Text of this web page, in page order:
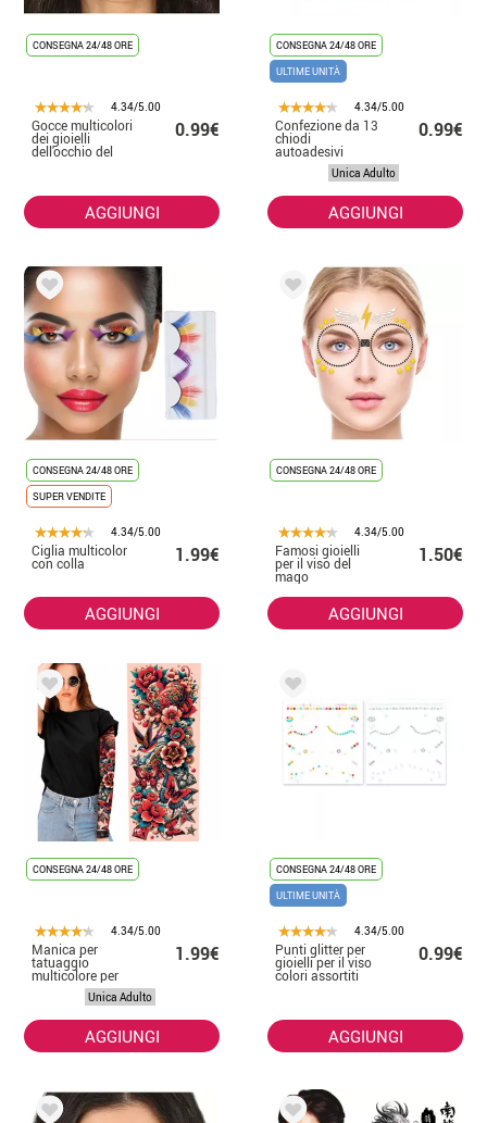
CONSEGNA 24/48 ORE
4.34/5.00
Gocce multicolori
dei gioielli
dell'occhio del
0.99€
AGGIUNGI
CONSEGNA 24/48 ORE
ULTIME UNITÀ
4.34/5.00
Confezione da 13
chiodi
autoadesivi
effetto metallo
0.99€
Unica Adulto
AGGIUNGI
CONSEGNA 24/48 ORE
SUPER VENDITE
4.34/5.00
Ciglia multicolor
con colla 1.99€
AGGIUNGI
CONSEGNA 24/48 ORE
4.34/5.00
Famosi gioielli
per il viso del
mago
1.50€
AGGIUNGI
CONSEGNA 24/48 ORE
4.34/5.00
Manica per
tatuaggio
multicolore per
1.99€
Unica Adulto
AGGIUNGI
CONSEGNA 24/48 ORE
ULTIME UNITÀ
4.34/5.00
Punti glitter per
gioielli per il viso
colori assortiti
0.99€
AGGIUNGI